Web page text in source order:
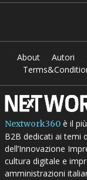
About Autori
Nextwork360è il
B2B dedicati ai temi
dell’Innovazione
cultura digitale e
amministrazioni